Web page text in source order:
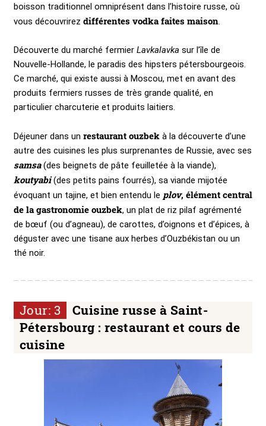
boisson traditionnel omniprésent dans l’histoire russe, où
vous découvrirez différentes vodka faites maison
Découverte du marché fermier Lavkalavka sur l’île de
Nouvelle-Hollande, le paradis des hipsters pétersbourgeois.
Ce marché, qui existe aussi à Moscou, met en avant des
produits fermiers russes de très grande qualité, en
particulier charcuterie et produits laitiers.
Déjeuner dans un restaurant ouzbek à la découverte d’une
autre des cuisines les plus surprenantes de Russie, avec ses
samsa(des beignets de pâte feuilletée à la viande),
koutyabi(des petits pains fourrés), sa viande mijotée
évoquant un tajine, et bien entendu le plov, élément central
de la gastronomie ouzbek, un plat de riz pilaf agrémenté
de bœuf (ou d’agneau), de carottes, d’oignons et d’épices, à
déguster avec une tisane aux herbes d’Ouzbékistan ou un
thé noir.
Jour: 3
Cuisine russe à Saint-
Pétersbourg : restaurant et cours de
cuisine